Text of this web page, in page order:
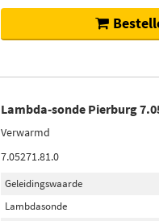
Lambda-sonde Pierburg
Verwarmd
7.05271.81.0
Geleidingswaarde
Lambdasonde